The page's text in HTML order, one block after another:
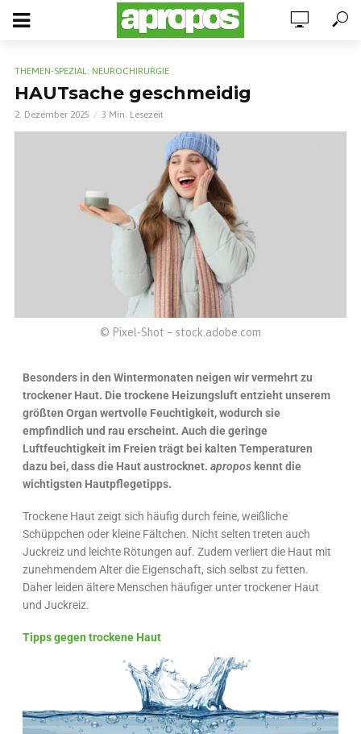
THEMEN-SPEZIAL: NEUROCHIRURGIE
HAUTsache geschmeidig
2. Dezember 2025 3 Min. Lesezeit
© Pixel-Shot – stock.adobe.com
Besonders in den Wintermonaten neigen wir vermehrt zu
trockener Haut. Die trockene Heizungsluft entzieht unserem
größten Organ wertvolle Feuchtigkeit, wodurch sie
empfindlich und rau erscheint. Auch die geringe
Luftfeuchtigkeit im Freien trägt bei kalten Temperaturen
dazu bei, dass die Haut austrocknet. apropos kennt die
wichtigsten Hautpflegetipps.
Trockene Haut zeigt sich häufig durch feine, weißliche
Schüppchen oder kleine Fältchen. Nicht selten treten auch
Juckreiz und leichte Rötungen auf. Zudem verliert die Haut mit
zunehmendem Alter die Eigenschaft, sich selbst zu fetten.
Daher leiden ältere Menschen häufiger unter trockener Haut
und Juckreiz.
Tipps gegen trockene Haut